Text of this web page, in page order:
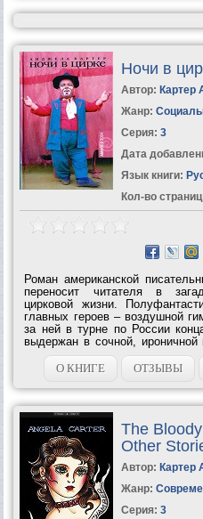
Ночи в
Автор: Картер
Жанр:
Серия: 3
Дата
Язык книги:
Кол-во
Роман американской
переносит читателя в
цирковой жизни.
главных героев – воздушной
за ней в турне по России
выдержан в сочной,
закулисья, роскошные
затерявшаяся среди сибирских...
О КНИГЕ ОТЗЫВЫ
The
Other
Автор: Картер
Жанр:
Серия: 3